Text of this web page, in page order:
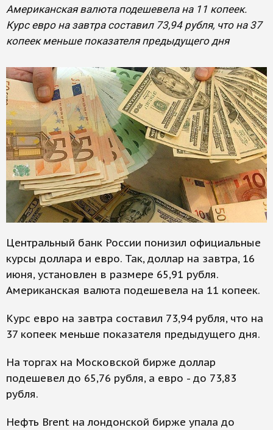
Американская валюта подешевела на 11 копеек.
Курс евро на завтра составил 73,94 рубля, что на 37
копеек меньше показателя предыдущего дня
Центральный банк России понизил официальные
курсы доллара и евро. Так, доллар на завтра, 16
июня, установлен в размере 65,91 рубля.
Американская валюта подешевела на 11 копеек.
Курс евро на завтра составил 73,94 рубля, что на
37 копеек меньше показателя предыдущего дня.
На торгах на Московской бирже доллар
подешевел до 65,76 рубля, а евро - до 73,83
рубля.
Нефть Brent на лондонской бирже упала до